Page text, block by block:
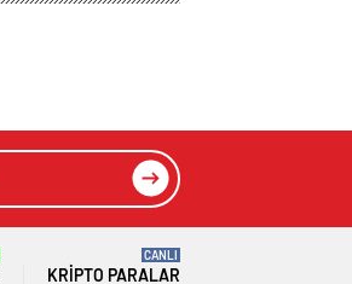
KRIPTO PARALAR
CANLI